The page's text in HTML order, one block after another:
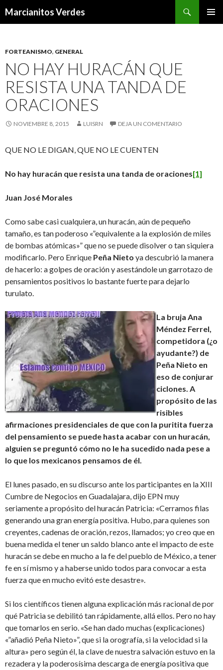
Marcianitos Verdes
FORTEANISMO, GENERAL
NO HAY HURACÁN QUE
RESISTA UNA TANDA DE
ORACIONES
NOVIEMBRE 8, 2015 LUISRN DEJA UN COMENTARIO
QUE NO LE DIGAN, QUE NO LE CUENTEN
No hay huracán que resista una tanda de oraciones[1]
Juan José Morales
Como sabe casi cualquiera, un huracán, aún de pequeño
tamaño, es tan poderoso «”equivalente a la explosión de miles
de bombas atómicas»” que no se puede disolver o tan siquiera
modificarlo. Pero Enrique Peña Nieto ya descubrió la manera
de hacerlo: a golpes de oración y asestándole un garrotazo de
pensamientos positivos lo bastante fuerte para dejarlo
turulato.
La bruja Ana
Méndez Ferrel,
competidora (¿o
ayudante?) de
Peña Nieto en
eso de conjurar
ciclones. A
propósito de las
risibles
afirmaciones presidenciales de que con la puritita fuerza
del pensamiento se puede hasta acabar con un huracán,
alguien se preguntó cómo no le ha sucedido nada pese a
lo que los mexicanos pensamos de él.
El lunes pasado, en su discurso ante los participantes en la XIII
Cumbre de Negocios en Guadalajara, dijo EPN muy
seriamente a propósito del huracán Patricia: «Cerramos filas
generando una gran energía positiva. Hubo, para quienes son
creyentes, cadenas de oración, rezos, llamados; yo creo que en
buena medida el tener un saldo blanco ante el impacto de este
huracán se debe en mucho a la fe del pueblo de México, a tener
fe en sí mismo y a haberse unido todos para convocar a esta
fuerza que en mucho evitó este desastre».
Si los científicos tienen alguna explicación más racional de por
qué Patricia se debilitó tan rápidamente, allá ellos. Pero no hay
que tomarlos en serio. «Se han dado muchas (explicaciones)
«”añadió Peña Nieto»”, que si la orografía, si la velocidad si la
altura» pero según él, la clave de nuestra salvación estuvo en la
rezadera y la poderosísima descarga de energía positiva que